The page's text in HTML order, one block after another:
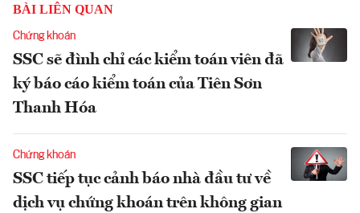
BÀI LIÊN QUAN
Chứng khoán
SSC sẽ đình chỉ các kiểm toán viên đã
ký báo cáo kiểm toán của Tiên Sơn
Thanh Hóa
Chứng khoán
SSC tiếp tục cảnh báo nhà đầu tư về
dịch vụ chứng khoán trên không gian